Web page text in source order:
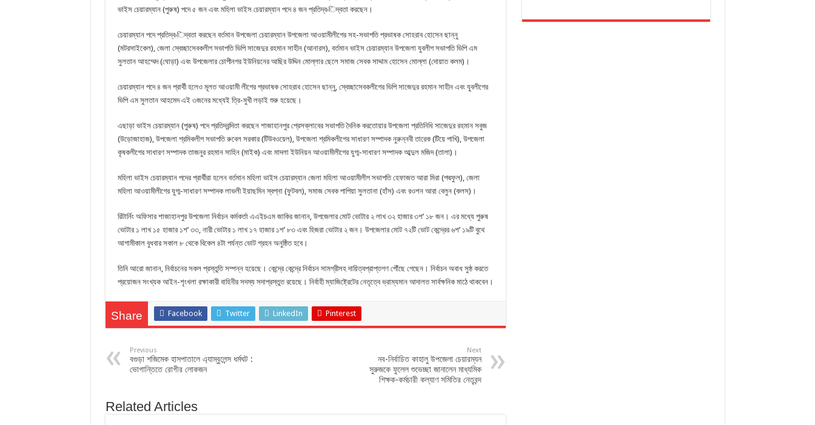
ভাইস চেয়ারম্যান (পুরুষ) পদে ৫ জন এবং মহিলা ভাইস চেয়ারম্যান পদে ৪ জন প্রতিদ্ব›িদ্বতা করছেন।
চেয়ারম্যান পদে প্রতিদ্ব›িদ্বতা করছেন বর্তমান উপজেলা চেয়ারম্যান উপজেলা আওয়ামীলীগের সহ-সভাপতি প্রভাষক সোহরাব হোসেন ছান্নু
(মটরসাইকেল), জেলা স্বেচ্ছাসেবকলীগ সভাপতি ভিপি সাজেদুর রহমান সাহীন (আনারস), বর্তমান ভাইস চেয়ারম্যান উপজেলা যুবলীগ সভাপতি ভিপি এম
সুলতান আহম্মেদ (ঘোড়া) এবং উপজেলার চোপীনগর ইউনিয়নের আছির উদ্দিন মোল্লার ছেলে সমাজ সেবক সাদ্দাম হোসেন মোল্লা (দোয়াত কলম)।
চেয়ারম্যান পদে ৪ জন প্রার্থী হলেও মূলত আওয়ামী লীগের প্রভাষক সোহরাব হোসেন ছান্নু, স্বেচ্ছাসেবকলীগের ভিপি সাজেদুর রহমান সাহীন এবং যুবলীগের
ভিপি এম সুলতান আহমেদ এই ৩জনের মধ্যেই ত্রি-মুখী লড়াই শুরু হয়েছে।
এছাড়া ভাইস চেয়ারম্যান (পুরুষ) পদে প্রতিদ্বন্দিতা করছেন শাজাহানপুর প্রেসক্লাবের সভাপতি দৈনিক করতোয়ার উপজেলা প্রতিনিধি সাজেদুর রহমান সবুজ
(উড়োজাহাজ), উপজেলা শ্রমিকলীগ সভাপতি রুবেল সরকার (টিউবওয়েল), উপজেলা শ্রমিকলীগের সাধারণ সম্পাদক নুরুন্নবী তারেক (টিয়ে পাখি), উপজেলা
কৃষকলীগের সাধারণ সম্পাদক তাজনুর রহমান সাহিন (মাইক) এবং মাদলা ইউনিয়ন আওয়ামীলীগের যুগ্ম-সাধারণ সম্পাদক আব্দুল মজিদ (তালা)।
মহিলা ভাইস চেয়ারম্যান পদের প্রার্থীরা হলেন বর্তমান মহিলা ভাইস চেয়ারম্যান জেলা মহিলা আওয়ামীলীগ সভাপতি হেফাজত আরা মিরা (পদ্মফুল), জেলা
মহিলা আওয়ামীলীগের যুগ্ম-সাধারণ সম্পাদক লাভলী ইয়াছমিন স্বপ্না (ফুটবল), সমাজ সেবক পাপিয়া সুলতানা (হাঁস) এবং রওশন আরা বেলুন (কলস)।
রিটার্নিং অফিসার শাজাহানপুর উপজেলা নির্বাচন কর্মকর্তা এএইচএম জাকির জানান, উপজেলার মোট ভোটার ২ লাখ ৩২ হাজার ৩শ’ ১৮ জন। এর মধ্যে পুরুষ
ভোটার ১ লাখ ১৫ হাজার ১শ’ ৩৩, নারী ভোটার ১ লাখ ১৭ হাজার ১শ’ ৮৩ এবং হিজরা ভোটার ২ জন। উপজেলার মোট ৭২টি ভোট কেন্দ্রের ৬শ’ ১৯টি বুথে
আগামীকাল বুধবার সকাল ৮ থেকে বিকেল ৪টা পর্যন্ত ভোট গ্রহন অনুষ্ঠিত হবে।
তিনি আরো জানান, নির্বাচনের সকল প্রস্তুতি সম্পন্ন হয়েছে। কেন্দ্রে কেন্দ্রে নির্বাচন সামগ্রীসহ দায়িত্বপ্রাপ্তগণ পৌঁছে গেছেন। নির্বাচন অবাধ সুষ্ঠ করতে
প্রয়োজন সংখ্যক আইন-শৃংখলা রক্ষাকারী বাহিনীর সদস্য সদাপ্রস্তুত রয়েছে। নির্বাহী ম্যাজিষ্ট্রেটের নেতৃত্বে ভ্রাম্যমান আদালত সার্বক্ষনিক মাঠে থাকবেন।
Share Facebook Twitter LinkedIn Pinterest
Previous
বগুড়া শজিমেক হাসপাতালে এ্যাম্বুলেন্স ধর্মঘট :
ভোগান্তিতে রোগীর লোকজন
Next
নব-নির্বাচিত কাহালু উপজেলা চেয়ারম্যন
সুরুজকে ফুলেল শুভেচ্ছা জানালেন মাধ্যমিক
শিক্ষক-কর্মচারী কল্যাণ সমিতির নেতৃবন্দ
Related Articles